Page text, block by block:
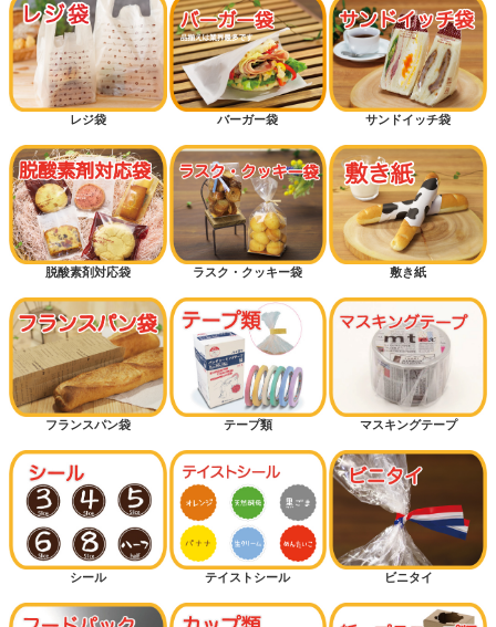
レジ袋 バーガー袋 サンドイッチ袋
脱酸素剤対応袋 ラスク・クッキー袋 敷き紙
フランスパン袋 テープ類 マスキングテープ
シール テイストシール ビニタイ